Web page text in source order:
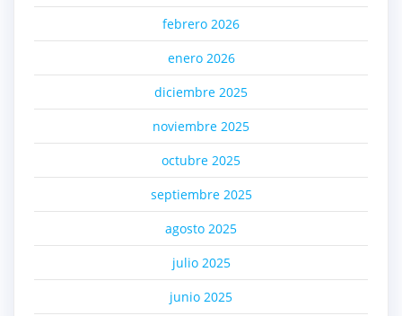
febrero 2026
enero 2026
diciembre 2025
noviembre 2025
octubre 2025
septiembre 2025
agosto 2025
julio 2025
junio 2025